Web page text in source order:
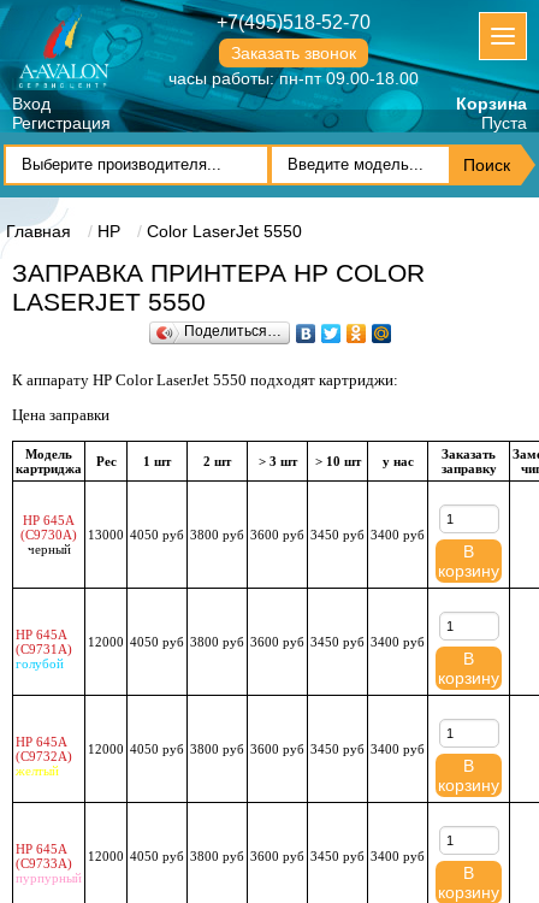
+7(495)518-52-70
Заказать звонок
часы работы: пн-пт 09.00-18.00
Вход
Регистрация
Корзина
Пуста
Главная HP Color LaserJet 5550
ЗАПРАВКА ПРИНТЕРА HP COLOR
LASERJET 5550
Поделиться…
К аппарату HP Color LaserJet 5550 подходят картриджи:
Цена заправки
Модель
картриджа
Рес 1 шт 2 шт > 3 шт > 10 шт у нас
Заказать
заправку
HP 645A
(C9730A)
черный
13000 4050 руб 3800 руб 3600 руб 3450 руб 3400 руб
В
корзину
HP 645A
(C9731A)
голубой
12000 4050 руб 3800 руб 3600 руб 3450 руб 3400 руб
В
корзину
HP 645A
(C9732A)
желтый
12000 4050 руб 3800 руб 3600 руб 3450 руб 3400 руб
В
корзину
HP 645A
(C9733A)
пурпурный
12000 4050 руб 3800 руб 3600 руб 3450 руб 3400 руб
В
корзину